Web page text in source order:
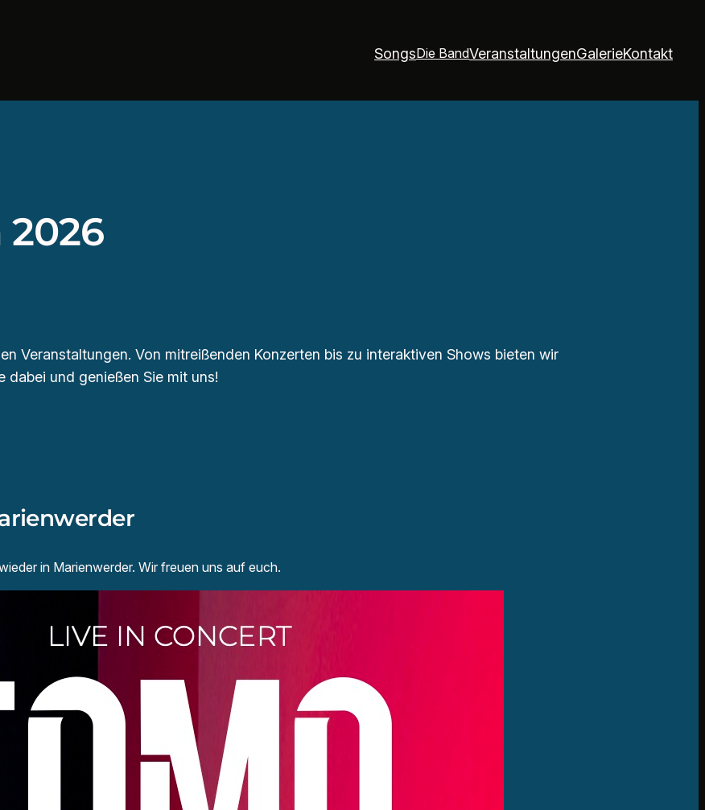
SongsDie BandVeranstaltungenGalerieKontakt
Veranstaltungen. Von mitreißenden Konzerten bis zu interaktiven Shows bieten wir
dabei und genießen Sie mit uns!
in Marienwerder. Wir freuen uns auf euch.